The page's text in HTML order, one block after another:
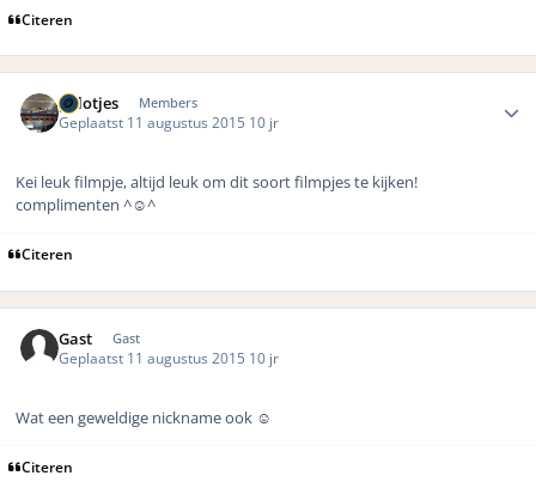
Citeren
polotjes Members
Geplaatst 11 augustus 2015 10 jr
Kei leuk filmpje, altijd leuk om dit soort filmpjes te kijken!
complimenten ^☺️^
Citeren
Gast Gast
Geplaatst 11 augustus 2015 10 jr
Wat een geweldige nickname ook ☺️
Citeren